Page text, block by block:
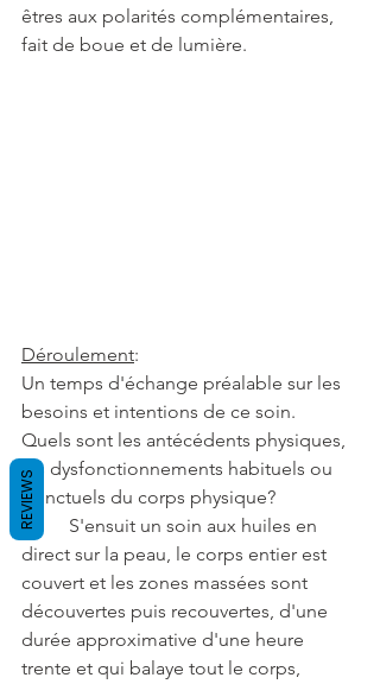
êtres aux polarités complémentaires,
fait de boue et de lumière.
Déroulement:
Un temps d'échange préalable sur les
besoins et intentions de ce soin.
Quels sont les antécédents physiques,
les dysfonctionnements habituels ou
ponctuels du corps physique?
	S'ensuit un soin aux huiles en
direct sur la peau, le corps entier est
couvert et les zones massées sont
découvertes puis recouvertes, d'une
durée approximative d'une heure
trente et qui balaye tout le corps,
REVIEWS